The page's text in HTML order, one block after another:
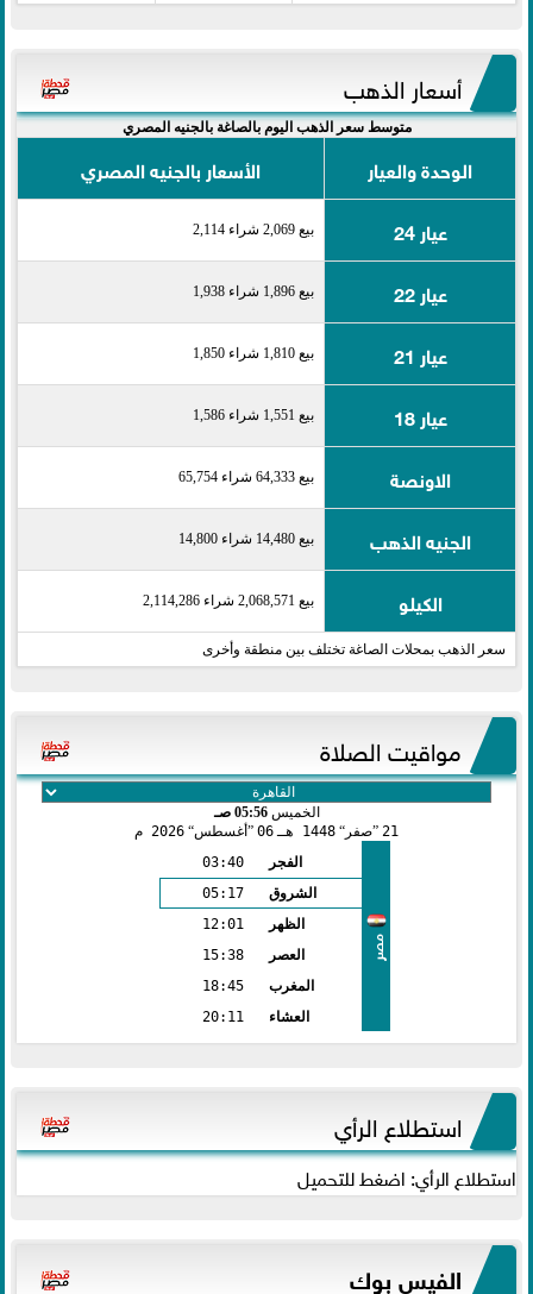
أسعار الذهب
متوسط سعر الذهب اليوم بالصاغة بالجنيه المصري
الوحدة والعيار
الأسعار بالجنيه المصري
عيار 24
بيع 2,069 شراء 2,114
عيار 22 بيع 1,896 شراء 1,938
عيار 21 بيع 1,810 شراء 1,850
عيار 18 بيع 1,551 شراء 1,586
الاونصة بيع 64,333 شراء 65,754
الجنيه الذهب بيع 14,480 شراء 14,800
الكيلو بيع 2,068,571 شراء 2,114,286
سعر الذهب بمحلات الصاغة تختلف بين منطقة وأخرى
مواقيت الصلاة
الخميس05:56 صـ
21 صفر 1448 هـ 06 أغسطس 2026 م
مصر
الفجر
03:40
الشروق
05:17
الظهر
12:01
العصر
15:38
المغرب
18:45
العشاء
20:11
استطلاع الرأي
استطلاع الرأي: اضغط للتحميل
الفيس بوك